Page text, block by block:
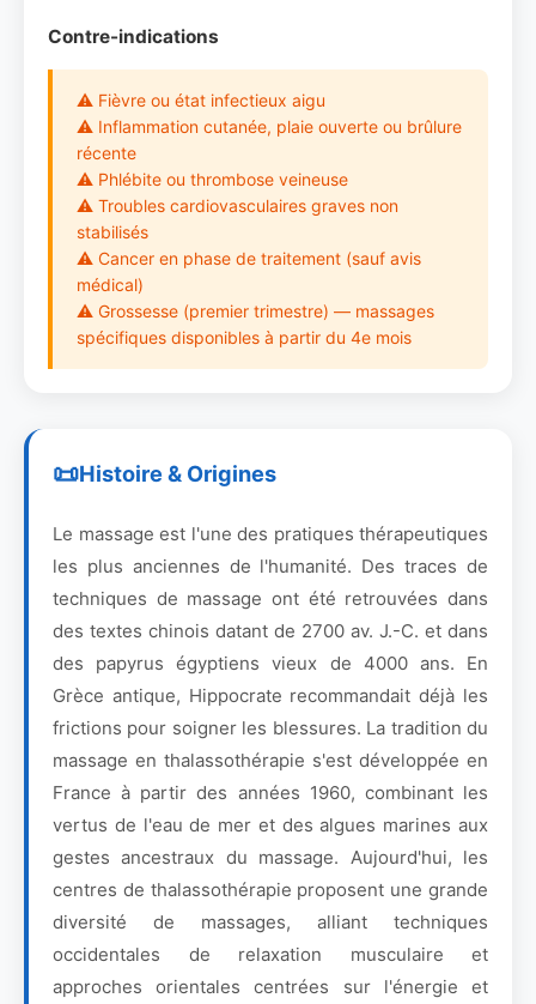
Contre-indications
⚠ Fièvre ou état infectieux aigu
⚠ Inflammation cutanée, plaie ouverte ou brûlure
récente
⚠ Phlébite ou thrombose veineuse
⚠ Troubles cardiovasculaires graves non
stabilisés
⚠ Cancer en phase de traitement (sauf avis
médical)
⚠ Grossesse (premier trimestre) — massages
spécifiques disponibles à partir du 4e mois
Histoire & Origines
Le massage est l'une des pratiques thérapeutiques
les plus anciennes de l'humanité. Des traces de
techniques de massage ont été retrouvées dans
des textes chinois datant de 2700 av. J.-C. et dans
des papyrus égyptiens vieux de 4000 ans. En
Grèce antique, Hippocrate recommandait déjà les
frictions pour soigner les blessures. La tradition du
massage en thalassothérapie s'est développée en
France à partir des années 1960, combinant les
vertus de l'eau de mer et des algues marines aux
gestes ancestraux du massage. Aujourd'hui, les
centres de thalassothérapie proposent une grande
diversité de massages, alliant techniques
occidentales de relaxation musculaire et
approches orientales centrées sur l'énergie et